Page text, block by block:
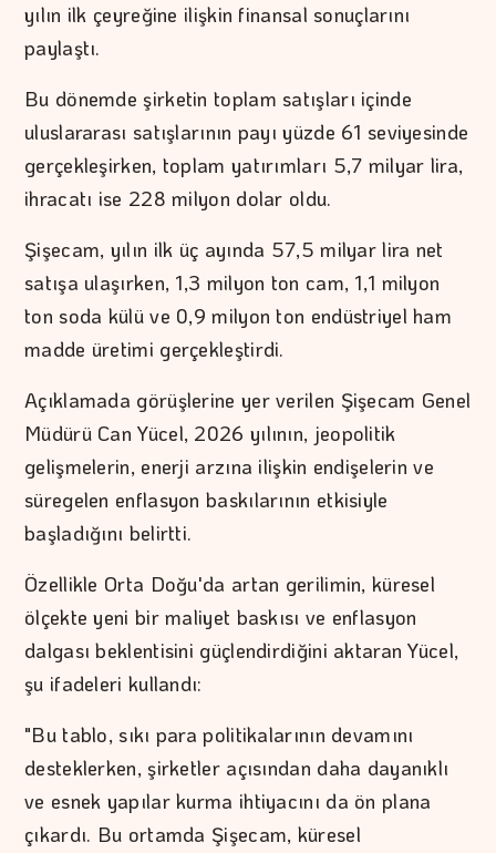
yılın ilk çeyreğine ilişkin finansal sonuçlarını
paylaştı.
Bu dönemde şirketin toplam satışları içinde
uluslararası satışlarının payı yüzde 61 seviyesinde
gerçekleşirken, toplam yatırımları 5,7 milyar lira,
ihracatı ise 228 milyon dolar oldu.
Şişecam, yılın ilk üç ayında 57,5 milyar lira net
satışa ulaşırken, 1,3 milyon ton cam, 1,1 milyon
ton soda külü ve 0,9 milyon ton endüstriyel ham
madde üretimi gerçekleştirdi.
Açıklamada görüşlerine yer verilen Şişecam Genel
Müdürü Can Yücel, 2026 yılının, jeopolitik
gelişmelerin, enerji arzına ilişkin endişelerin ve
süregelen enflasyon baskılarının etkisiyle
başladığını belirtti.
Özellikle Orta Doğu'da artan gerilimin, küresel
ölçekte yeni bir maliyet baskısı ve enflasyon
dalgası beklentisini güçlendirdiğini aktaran Yücel,
şu ifadeleri kullandı:
"Bu tablo, sıkı para politikalarının devamını
desteklerken, şirketler açısından daha dayanıklı
ve esnek yapılar kurma ihtiyacını da ön plana
çıkardı. Bu ortamda Şişecam, küresel